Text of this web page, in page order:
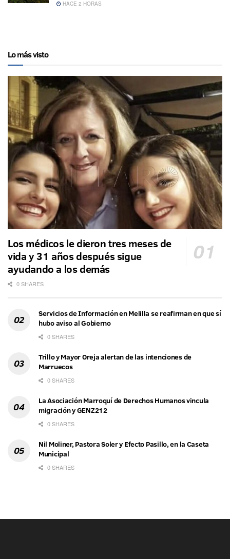
HACE 2 HORAS
Lo más visto
Los médicos le dieron tres meses de
vida y 31 años después sigue
ayudando a los demás
0 SHARES
Servicios de Información en Melilla se reafirman en que sí
hubo aviso al Gobierno
0 SHARES
Trillo y Mayor Oreja alertan de las intenciones de
Marruecos
0 SHARES
La Asociación Marroquí de Derechos Humanos vincula
migración y GENZ212
0 SHARES
Nil Moliner, Pastora Soler y Efecto Pasillo, en la Caseta
Municipal
0 SHARES